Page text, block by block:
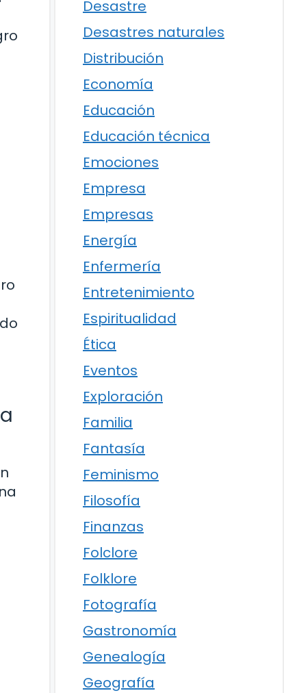
Desastre
Desastres naturales
Distribución
Economía
Educación
Educación técnica
Emociones
Empresa
Empresas
Energía
Enfermería
Entretenimiento
Espiritualidad
Ética
Eventos
Exploración
Familia
Fantasía
Feminismo
Filosofía
Finanzas
Folclore
Folklore
Fotografía
Gastronomía
Genealogía
Geografía